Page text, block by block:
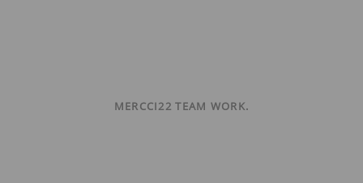
MERCCI22 TEAM WORK.